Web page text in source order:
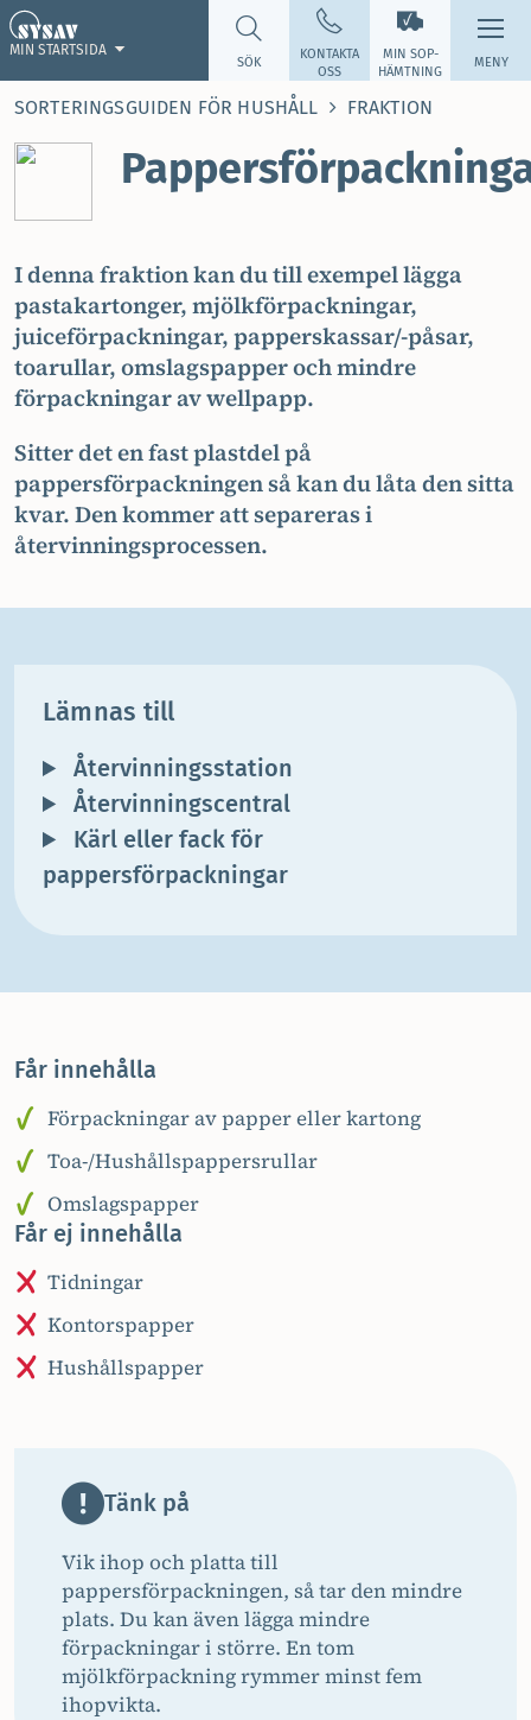
MIN SOP­
HÄMTNING
SÖK
KONTAKTA
OSS
MENY
MIN STARTSIDA
SORTERINGSGUIDEN FÖR HUSHÅLL FRAKTION
I denna fraktion kan du till exempel lägga
pastakartonger, mjölkförpackningar,
juiceförpackningar, papperskassar/-påsar,
toarullar, omslagspapper och mindre
förpackningar av wellpapp.
Sitter det en fast plastdel på
pappersförpackningen så kan du låta den sitta
kvar. Den kommer att separeras i
återvinningsprocessen.
Lämnas till
Återvinningsstation
Återvinningscentral
Kärl eller fack för
pappersförpackningar
Får innehålla
Förpackningar av papper eller kartong
Toa-/Hushållspappersrullar
Omslagspapper
Får ej innehålla
Tidningar
Kontorspapper
Hushållspapper
Tänk på
Vik ihop och platta till
pappersförpackningen, så tar den mindre
plats. Du kan även lägga mindre
förpackningar i större. En tom
mjölkförpackning rymmer minst fem
ihopvikta.